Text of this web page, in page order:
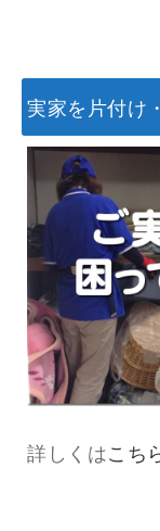
実家を片付け
詳しくはこち